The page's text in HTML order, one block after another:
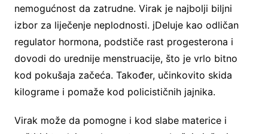
nemogućnost da zatrudne. Virak je najbolji biljni
izbor za liječenje neplodnosti. jDeluje kao odličan
regulator hormona, podstiče rast progesterona i
dovodi do urednije menstruacije, što je vrlo bitno
kod pokušaja začeća. Također, učinkovito skida
kilograme i pomaže kod policističnih jajnika.
Virak može da pomogne i kod slabe materice i